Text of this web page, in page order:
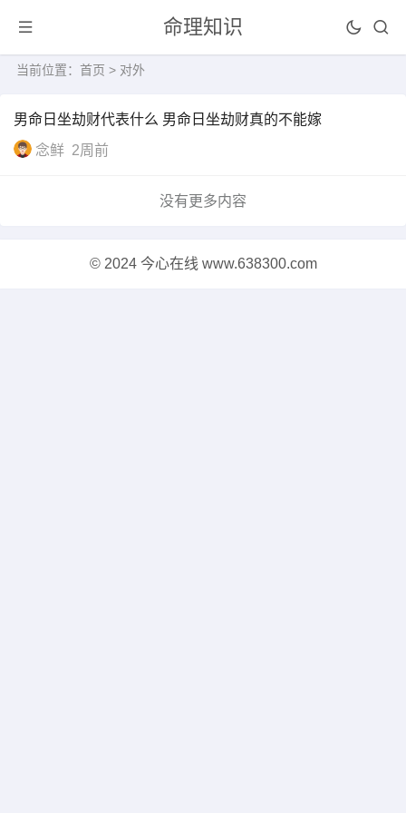
命理知识
当前位置： 首页 > 对外
男命日坐劫财代表什么 男命日坐劫财真的不能嫁
念鲜 2周前
没有更多内容
© 2024 今心在线 www.638300.com